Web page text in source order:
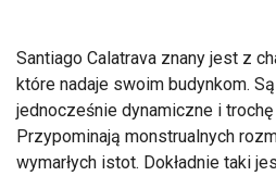
Santiago Calatrava znany jest z
które nadaje swoim budynkom.
jednocześnie dynamiczne i
Przypominają monstrualnych
wymarłych istot. Dokładnie taki